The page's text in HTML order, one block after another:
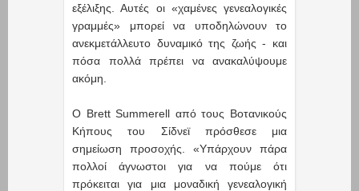
εξέλιξης. Αυτές οι «χαμένες γενεαλογικές
γραμμές» μπορεί να υποδηλώνουν το
ανεκμετάλλευτο δυναμικό της ζωής - και
πόσα πολλά πρέπει να ανακαλύψουμε
ακόμη.
Ο Brett Summerell από τους Βοτανικούς
Κήπους του Σίδνεϊ πρόσθεσε μια
σημείωση προσοχής. «Υπάρχουν πάρα
πολλοί άγνωστοι για να πούμε ότι
πρόκειται για μια μοναδική γενεαλογική